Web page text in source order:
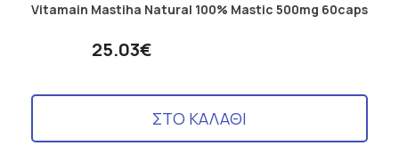
Vitamain Mastiha Natural 100% Mastic 500mg 60caps
25.03€
ΣΤΟ ΚΑΛΑΘΙ